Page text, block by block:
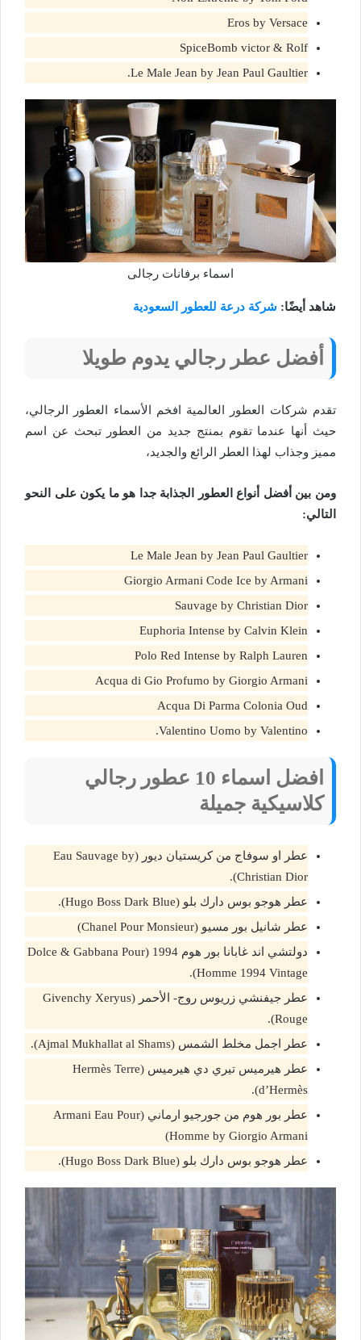
Eros by Versace
SpiceBomb victor & Rolf
Le Male Jean by Jean Paul Gaultier.
اسماء برفانات رجالى
شاهد أيضًا: شركة درعة للعطور السعودية
أفضل عطر رجالي يدوم طويلا
تقدم شركات العطور العالمية افخم الأسماء العطور الرجالي،
حيث أنها عندما تقوم بمنتج جديد من العطور تبحث عن اسم
مميز وجذاب لهذا العطر الرائع والجديد،
ومن بين أفضل أنواع العطور الجذابة جدا هو ما يكون على النحو
التالي:
Le Male Jean by Jean Paul Gaultier
Giorgio Armani Code Ice by Armani
Sauvage by Christian Dior
Euphoria Intense by Calvin Klein
Polo Red Intense by Ralph Lauren
Acqua di Gio Profumo by Giorgio Armani
Acqua Di Parma Colonia Oud
Valentino Uomo by Valentino.
افضل اسماء 10 عطور رجالي
كلاسيكية جميلة
عطر او سوفاج من كريستيان ديور (Eau Sauvage by
Christian Dior).
عطر هوجو بوس دارك بلو (Hugo Boss Dark Blue).
عطر شانيل بور مسيو (Chanel Pour Monsieur)
دولتشي اند غابانا بور هوم 1994 (Dolce & Gabbana Pour
Homme 1994 Vintage).
عطر جيفنشي زريوس روج- الأحمر (Givenchy Xeryus
Rouge).
عطر اجمل مخلط الشمس (Ajmal Mukhallat al Shams).
عطر هيرميس تيري دي هيرميس (Hermès Terre
d’Hermès).
عطر بور هوم من جورجيو ارماني (Armani Eau Pour
Homme by Giorgio Armani)
عطر هوجو بوس دارك بلو (Hugo Boss Dark Blue).